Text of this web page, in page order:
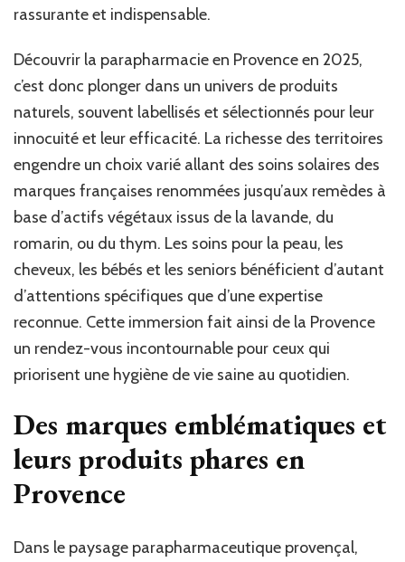
rassurante et indispensable.
Découvrir la parapharmacie en Provence en 2025,
c’est donc plonger dans un univers de produits
naturels, souvent labellisés et sélectionnés pour leur
innocuité et leur efficacité. La richesse des territoires
engendre un choix varié allant des soins solaires des
marques françaises renommées jusqu’aux remèdes à
base d’actifs végétaux issus de la lavande, du
romarin, ou du thym. Les soins pour la peau, les
cheveux, les bébés et les seniors bénéficient d’autant
d’attentions spécifiques que d’une expertise
reconnue. Cette immersion fait ainsi de la Provence
un rendez-vous incontournable pour ceux qui
priorisent une hygiène de vie saine au quotidien.
Des marques emblématiques et
leurs produits phares en
Provence
Dans le paysage parapharmaceutique provençal,